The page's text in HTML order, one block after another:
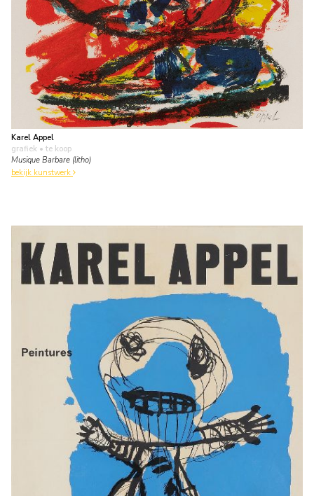
Karel Appel
grafiek • te koop
Musique Barbare (litho)
bekijk kunstwerk